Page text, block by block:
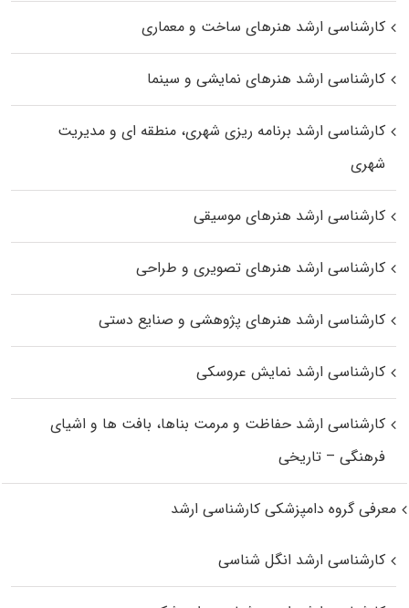
کارشناسی ارشد هنرهای ساخت و معماری
کارشناسی ارشد هنرهای نمایشی و سینما
کارشناسی ارشد برنامه ریزی شهری، منطقه‌ ای و مدیریت
شهری
کارشناسی ارشد هنرهای موسیقی
کارشناسی ارشد هنرهای تصویری و طراحی
کارشناسی ارشد هنرهای پژوهشی و صنایع دستی
کارشناسی ارشد نمایش عروسکی
کارشناسی ارشد حفاظت و مرمت بناها، بافت‌ ها و اشیای
فرهنگی – تاریخی
معرفی گروه دامپزشکی کارشناسی ارشد
کارشناسی ارشد انگل شناسی